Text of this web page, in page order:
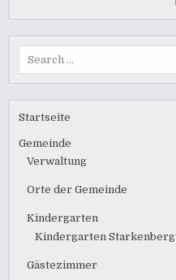
Startseite
Gemeinde
Verwaltung
Orte der Gemeinde
Kindergarten
Kindergarten Starkenberg
Gästezimmer